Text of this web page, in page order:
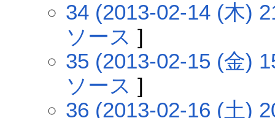
34 (2013-02-14 (木)
ソース ]
35 (2013-02-15 (金)
ソース ]
36 (2013-02-16 (土)